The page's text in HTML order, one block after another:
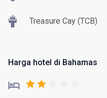
Treasure Cay (TCB)
Harga hotel di Bahamas